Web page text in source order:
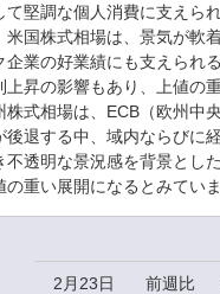
て堅調な個人消費に支えら
米国株式相場は、景気が軟
企業の好業績にも支えられ
上昇の影響もあり、上値の
株式相場は、ECB（欧州中
後退する中、域内ならびに
不透明な景況感を背景とし
重い展開になるとみていま
2月23日 前週比